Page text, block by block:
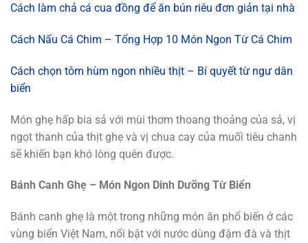
Cách làm chả cá cua đồng để ăn bún riêu đơn giản tại nhà
Cách Nấu Cá Chim – Tổng Hợp 10 Món Ngon Từ Cá Chim
Cách chọn tôm hùm ngon nhiều thịt – Bí quyết từ ngư dân
biển
Món ghẹ hấp bia sả với mùi thơm thoang thoảng của sả, vị
ngọt thanh của thịt ghẹ và vị chua cay của muối tiêu chanh
sẽ khiến bạn khó lòng quên được.
Bánh Canh Ghẹ – Món Ngon Dinh Dưỡng Từ Biển
Bánh canh ghẹ là một trong những món ăn phổ biến ở các
vùng biển Việt Nam, nổi bật với nước dùng đậm đà và thịt